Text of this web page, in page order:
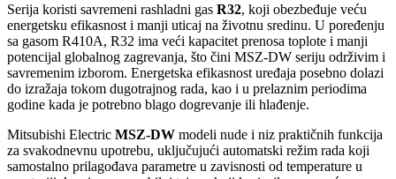
Serija koristi savremeni rashladni gas R32, koji obezbeđuje veću
energetsku efikasnost i manji uticaj na životnu sredinu. U poređenju
sa gasom R410A, R32 ima veći kapacitet prenosa toplote i manji
potencijal globalnog zagrevanja, što čini MSZ-DW seriju održivim i
savremenim izborom. Energetska efikasnost uređaja posebno dolazi
do izražaja tokom dugotrajnog rada, kao i u prelaznim periodima
godine kada je potrebno blago dogrevanje ili hlađenje.
Mitsubishi Electric MSZ-DW modeli nude i niz praktičnih funkcija
za svakodnevnu upotrebu, uključujući automatski režim rada koji
samostalno prilagođava parametre u zavisnosti od temperature u